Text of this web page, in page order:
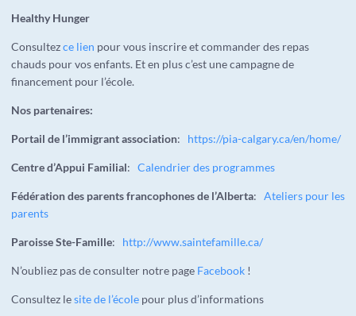
Healthy Hunger
Consultezce lien pour vous inscrire et commander des repas
chauds pour vos enfants. Et en plus c’est une campagne de
financement pour l’école.
Nos partenaires:
Portail de l’immigrant association: https://pia-calgary.ca/en/home/
Centre d’Appui Familial: Calendrier des programmes
Fédération des parents francophones de l’Alberta: Ateliers pour les
parents
Paroisse Ste-Famille: http://www.saintefamille.ca/
N’oubliez pas de consulter notre page Facebook !
Consultez lesite de l’école pour plus d’informations